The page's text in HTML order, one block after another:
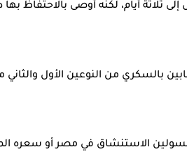
أيام، لكنه أوصى بالاحتفاظ
من النوعين الأول والثاني
الاستنشاق في مصر أو سعره